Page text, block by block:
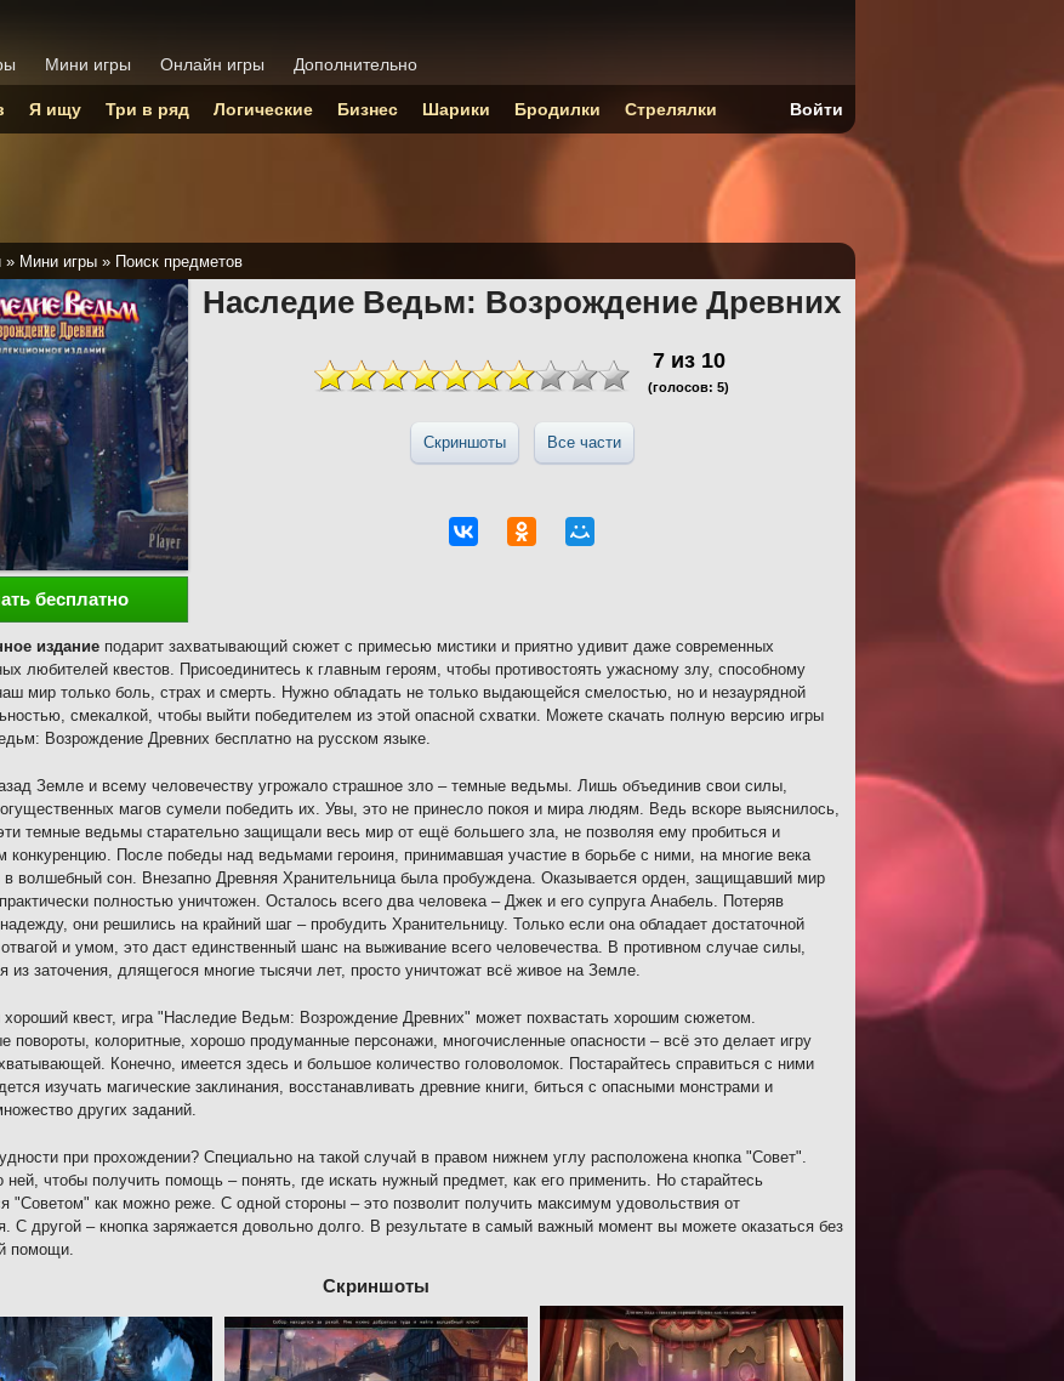
» Мини игры » Поиск предметов
Наследие Ведьм: Возрождение Древних
7из 10
(голосов: 5)
Скриншоты Все части
бесплатно
издание подарит захватывающий сюжет с примесью мистики и приятно удивит даже современных
любителей квестов. Присоединитесь к главным героям, чтобы противостоять ужасному злу, способному
мир только боль, страх и смерть. Нужно обладать не только выдающейся смелостью, но и незаурядной
смекалкой, чтобы выйти победителем из этой опасной схватки. Можете скачать полную версию игры
Возрождение Древних бесплатно на русском языке.
Земле и всему человечеству угрожало страшное зло – темные ведьмы. Лишь объединив свои силы,
магов сумели победить их. Увы, это не принесло покоя и мира людям. Ведь вскоре выяснилось,
темные ведьмы старательно защищали весь мир от ещё большего зла, не позволяя ему пробиться и
конкуренцию. После победы над ведьмами героиня, принимавшая участие в борьбе с ними, на многие века
в волшебный сон. Внезапно Древняя Хранительница была пробуждена. Оказывается орден, защищавший мир
полностью уничтожен. Осталось всего два человека – Джек и его супруга Анабель. Потеряв
они решились на крайний шаг – пробудить Хранительницу. Только если она обладает достаточной
и умом, это даст единственный шанс на выживание всего человечества. В противном случае силы,
из заточения, длящегося многие тысячи лет, просто уничтожат всё живое на Земле.
хороший квест, игра "Наследие Ведьм: Возрождение Древних" может похвастать хорошим сюжетом.
повороты, колоритные, хорошо продуманные персонажи, многочисленные опасности – всё это делает игру
Конечно, имеется здесь и большое количество головоломок. Постарайтесь справиться с ними
изучать магические заклинания, восстанавливать древние книги, биться с опасными монстрами и
других заданий.
при прохождении? Специально на такой случай в правом нижнем углу расположена кнопка "Совет".
ней, чтобы получить помощь – понять, где искать нужный предмет, как его применить. Но старайтесь
"Советом" как можно реже. С одной стороны – это позволит получить максимум удовольствия от
С другой – кнопка заряжается довольно долго. В результате в самый важный момент вы можете оказаться без
помощи.
Скриншоты
Мини игры Онлайн игры Дополнительно
Я ищу Три в ряд Логические Бизнес Шарики Бродилки Стрелялки Войти